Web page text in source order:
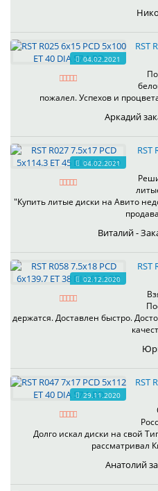
04.02.2021
RST
пожалел. Успехов и
Аркадий
04.02.2021
RST
"Купить литые диски на Авито
Виталий -
02.12.2020
RST
держатся. Доставлен быстро.
29.11.2020
RST
Долго искал диски на свой
рассматривал
Анатолий